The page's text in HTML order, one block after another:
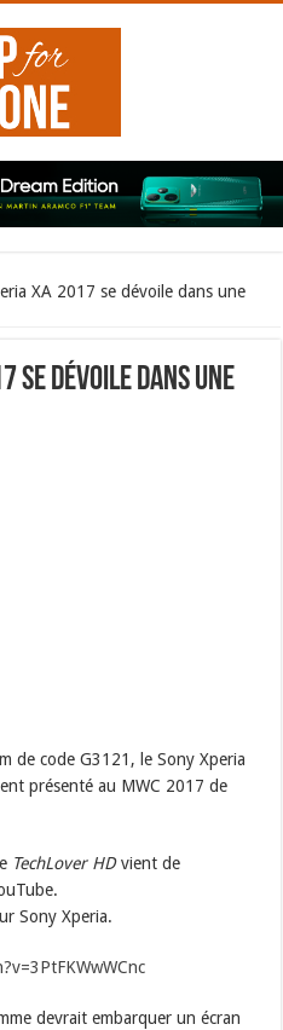
XA 2017 se dévoile dans une
se dévoile dans une
de code G3121, le Sony Xperia
présenté au MWC 2017 de
TechLover HDvient de
Sony Xperia.
devrait embarquer un écran